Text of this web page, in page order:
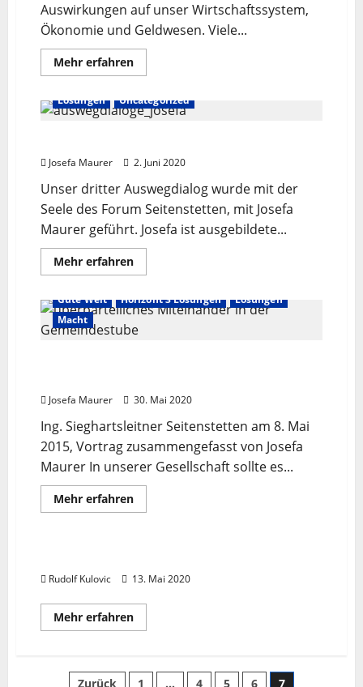
Auswirkungen auf unser Wirtschaftssystem,
Ökonomie und Geldwesen. Viele...
Mehr erfahrenMehr
Informationen
2
Geld Gute Welt
Lösungen
Uncategorized
Josefa Maurer 2. Juni 2020
Unser dritter Auswegdialog wurde mit der
Seele des Forum Seitenstetten, mit Josefa
Maurer geführt. Josefa ist ausgebildete...
Mehr erfahrenMehr
Informationen
#3:
Josefa
Maurer
Gute Welt Horizont 3 Lösungen
Lösungen
Macht
Josefa Maurer 30. Mai 2020
Ing. Sieghartsleitner Seitenstetten am 8. Mai
2015, Vortrag zusammengefasst von Josefa
Maurer In unserer Gesellschaft sollte es...
Mehr erfahrenMehr
Informationen
Gemeindestube
Gute Welt Horizont 3 Lösungen
Rudolf Kulovic 13. Mai 2020
Mehr erfahrenMehr
Informationen
Rudolf
Zurück 1 … 4 5 6 7